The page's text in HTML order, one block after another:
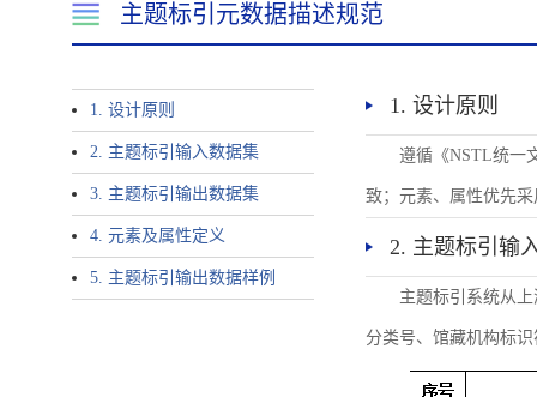
主题标引元数据描述规范
1. 设计原则
2. 主题标引输入数据集
3. 主题标引输出数据集
4. 元素及属性定义
5. 主题标引输出数据样例
1. 设计原则
遵循《NSTL统一
致；元素、属性优先
2. 主题标引输
主题标引系统从
分类号、馆藏机构标